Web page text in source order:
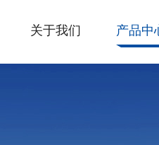
关于我们 产品中